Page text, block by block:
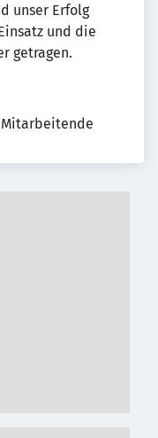
unser Erfolg
und die
getragen.
Mitarbeitende